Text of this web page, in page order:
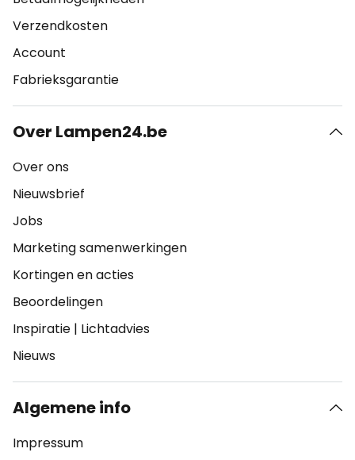
Verzendkosten
Account
Fabrieksgarantie
Over Lampen24.be
Over ons
Nieuwsbrief
Jobs
Marketing samenwerkingen
Kortingen en acties
Beoordelingen
Inspiratie | Lichtadvies
Nieuws
Algemene info
Impressum